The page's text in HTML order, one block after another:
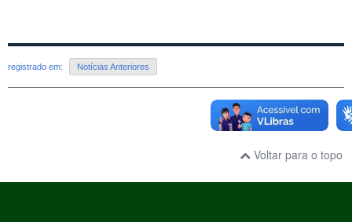
registrado em: Notícias Anteriores
Voltar para o topo